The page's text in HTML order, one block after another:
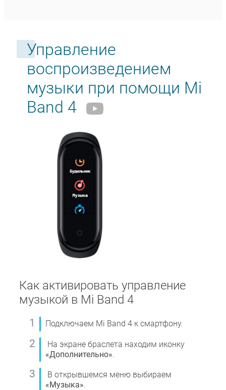
Управление
воспроизведением
музыки при помощи Mi
Band 4
Как активировать управление
музыкой в Mi Band 4
Подключаем Mi Band 4 к смартфону.
На экране браслета находим иконку
«Дополнительно».
В открывшемся меню выбираем
«Музыка».